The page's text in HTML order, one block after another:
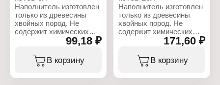
Наполнитель изготовлен
только из древесины
хвойных пород. Не
содержит химических
добавок. Можно
использовать в качестве
подстилки для кошек,
птиц и грызунов.
99,18 ₽
В корзину
Наполнитель изготовлен
только из древесины
хвойных пород. Не
содержит химических
добавок. Можно
использовать в качестве
подстилки для кошек,
птиц и грызунов.
171,60 ₽
В корзину